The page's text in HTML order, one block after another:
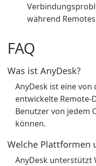
während
FAQ
Was ist AnyDesk?
AnyDesk ist eine
entwickelte
Benutzer von jedem
können.
Welche Plattformen
AnyDesk unterstützt